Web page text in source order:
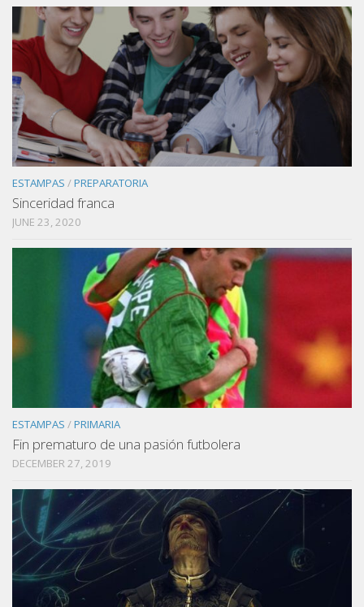
ESTAMPAS /PREPARATORIA
Sinceridad franca
JUNE 23, 2020
ESTAMPAS /PRIMARIA
Fin prematuro de una pasión futbolera
DECEMBER 27, 2019